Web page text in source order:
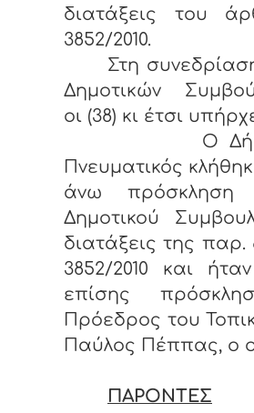
διατάξεις του
3852/2010.
Στη
Δημοτικών
οι (38) κι έτσι
Ο Δήμαρχος
Πνευματικός
άνω
Δημοτικού
διατάξεις της
3852/2010 και
επίσης
Πρόεδρος του
Παύλος Πέππας, ο
ΠΑΡΟΝΤΕΣ